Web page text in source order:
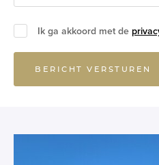
Ik ga akkoord met de
BERICHT VERSTUREN